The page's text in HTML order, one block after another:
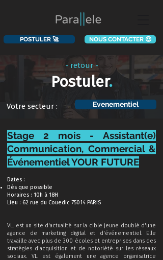
POSTULER 🚀 NOUS CONTACTER 😍
- retour -
Postuler.
Evenementiel
Votre secteur :
Stage 2 mois - Assistant(e)
Communication, Commercial &
Événementiel YOUR FUTURE
Dates :
Dès que possible
Horaires : 10h à 18H
Lieu : 62 rue du Couedic 75014 PARIS
VL. est un site d'actualité sur la cible jeune doublé d'une
agence de marketing digital et d'événementiel. Elle
travaille avec plus de 300 écoles et entreprises dans des
stratégies d'acquisition et de notoriété sur les réseaux
sociaux. VL. est également une agence organisatrice